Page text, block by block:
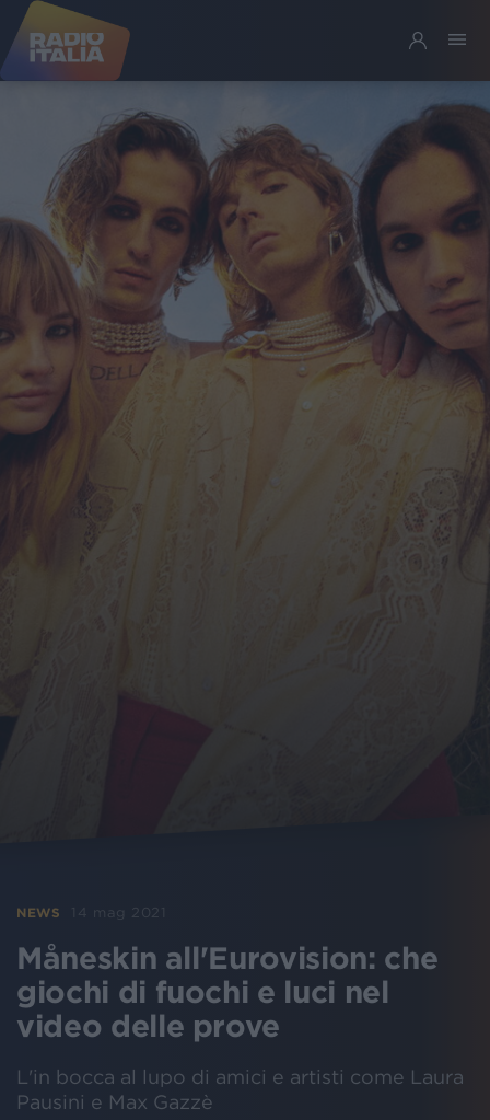
NEWS 14 mag 2021
Måneskin all'Eurovision: che
giochi di fuochi e luci nel
video delle prove
L'in bocca al lupo di amici e artisti come Laura
Pausini e Max Gazzè